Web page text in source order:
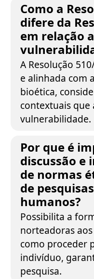
Como a
difere da
em relação
A Resolução
e alinhada com
bioética,
contextuais que
vulnerabilidade.
Por que é
discussão e
de normas
de
humanos?
Possibilita a
norteadoras
como proceder
indivíduo,
pesquisa.